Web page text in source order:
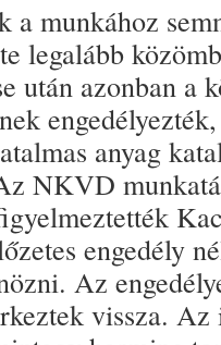
a munkához
legalább
után azonban a
anyag
NKVD
engedély
Az
vissza.